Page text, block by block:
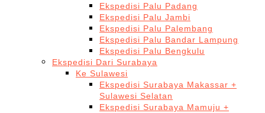
Ekspedisi Palu Padang
Ekspedisi Palu Jambi
Ekspedisi Palu Palembang
Ekspedisi Palu Bandar Lampung
Ekspedisi Palu Bengkulu
Ekspedisi Dari Surabaya
Ke Sulawesi
Ekspedisi Surabaya Makassar +
Sulawesi Selatan
Ekspedisi Surabaya Mamuju +